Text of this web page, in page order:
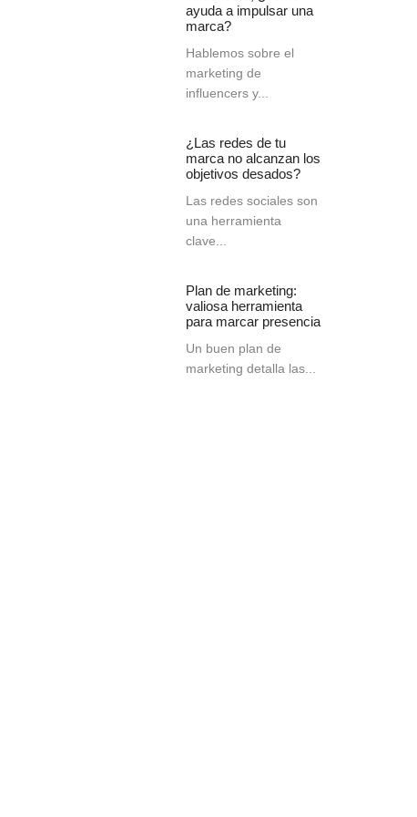
ayuda a impulsar una
marca?
Hablemos sobre el
marketing de
influencers y...
¿Las redes de tu
marca no alcanzan los
objetivos desados?
Las redes sociales son
una herramienta
clave...
Plan de marketing:
valiosa herramienta
para marcar presencia
Un buen plan de
marketing detalla las...